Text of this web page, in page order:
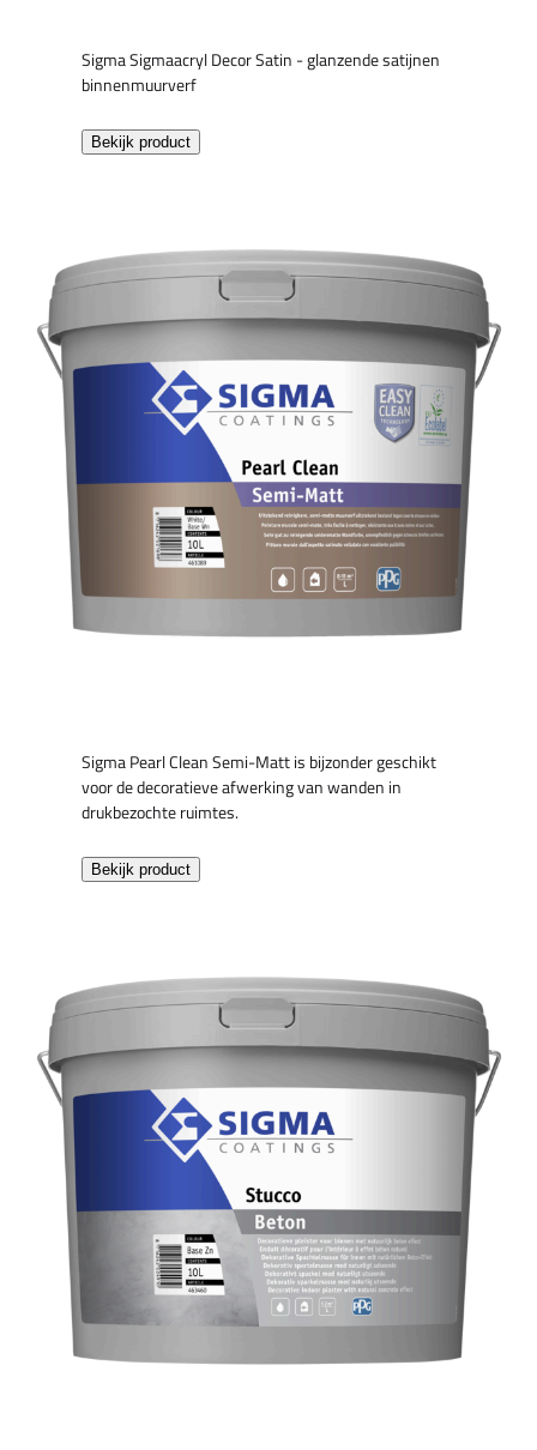
Sigma Sigmaacryl Decor Satin - glanzende satijnen
binnenmuurverf
Bekijk product
Sigma Pearl Clean Semi-Matt is bijzonder geschikt
voor de decoratieve afwerking van wanden in
drukbezochte ruimtes.
Bekijk product